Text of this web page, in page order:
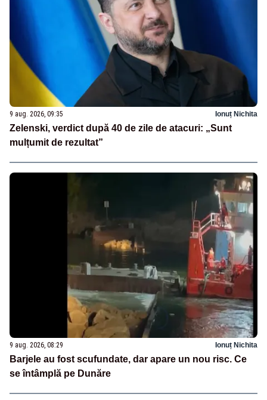
9 aug. 2026, 09:35 Ionuț Nichita
Zelenski, verdict după 40 de zile de atacuri: „Sunt
mulțumit de rezultat”
9 aug. 2026, 08:29 Ionuț Nichita
Barjele au fost scufundate, dar apare un nou risc. Ce
se întâmplă pe Dunăre